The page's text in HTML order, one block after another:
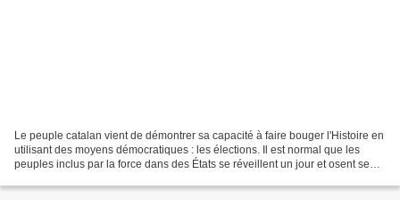
Le peuple catalan vient de démontrer sa capacité à faire bouger l'Histoire en
utilisant des moyens démocratiques : les élections. Il est normal que les
peuples inclus par la force dans des États se réveillent un jour et osent se